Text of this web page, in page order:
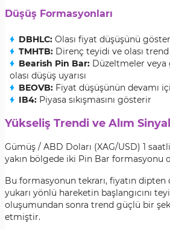
Düşüş Formasyonları
DBHLC: Olası fiyat düşüşünü
TMHTB: Direnç teyidi ve olası
Bearish Pin Bar: Düzeltmeler veya
olası düşüş uyarısı
BEOVB: Fiyat düşüşünün devamı
IB4: Piyasa sıkışmasını gösterir
Yükseliş Trendi ve Alım
Gümüş / ABD Doları (XAG/USD) 1
yakın bölgede iki Pin Bar formasyonu
Bu formasyonun tekrarı, fiyatın
yukarı yönlü hareketin başlangıcını
oluşumundan sonra trend güçlü bir
etmiştir.